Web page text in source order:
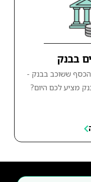
בבנק
ששוכב בבנק -
מציע לכם היום?